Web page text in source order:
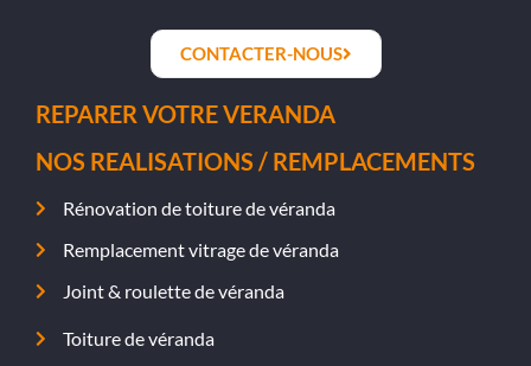
CONTACTER-NOUS
REPARER VOTRE VERANDA
NOS REALISATIONS / REMPLACEMENTS
Rénovation de toiture de véranda
Remplacement vitrage de véranda
Joint & roulette de véranda
Toiture de véranda